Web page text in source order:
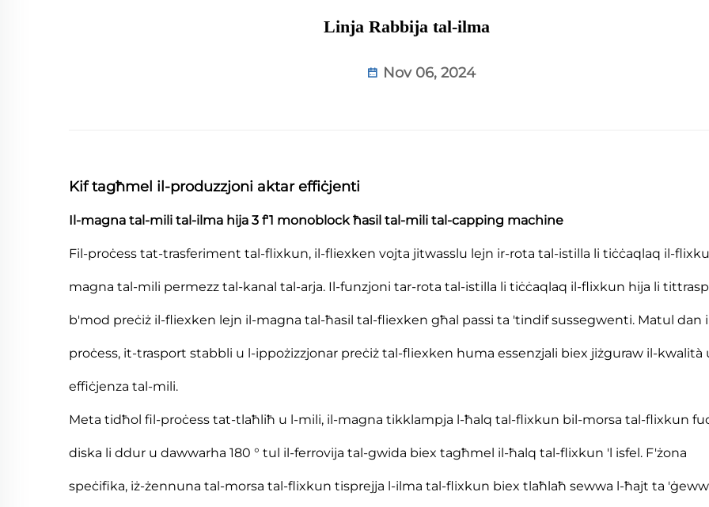
Linja Rabbija tal-ilma
Nov 06, 2024
Kif tagħmel il-produzzjoni aktar effiċjenti
Il-magna tal-mili tal-ilma hija 3 f'1 monoblock ħasil tal-mili tal-capping machine
Fil-proċess tat-trasferiment tal-flixkun, il-fliexken vojta jitwasslu lejn ir-rota tal-istilla li tiċċaqlaq il-
magna tal-mili permezz tal-kanal tal-arja. Il-funzjoni tar-rota tal-istilla li tiċċaqlaq il-flixkun hija li
b'mod preċiż il-fliexken lejn il-magna tal-ħasil tal-fliexken għal passi ta 'tindif sussegwenti. Matul dan
proċess, it-trasport stabbli u l-ippożizzjonar preċiż tal-fliexken huma essenzjali biex jiżguraw il-kwalità
effiċjenza tal-mili.
Meta tidħol fil-proċess tat-tlaħliħ u l-mili, il-magna tikklampja l-ħalq tal-flixkun bil-morsa tal-flixkun
diska li ddur u dawwarha 180 ° tul il-ferrovija tal-gwida biex tagħmel il-ħalq tal-flixkun 'l isfel. F'żona
speċifika, iż-żennuna tal-morsa tal-flixkun tisprejja l-ilma tal-flixkun biex tlaħlaħ sewwa l-ħajt ta